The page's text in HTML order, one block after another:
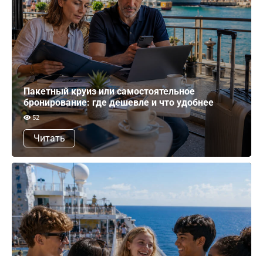
Пакетный круиз или самостоятельное
бронирование: где дешевле и что удобнее
52
Читать